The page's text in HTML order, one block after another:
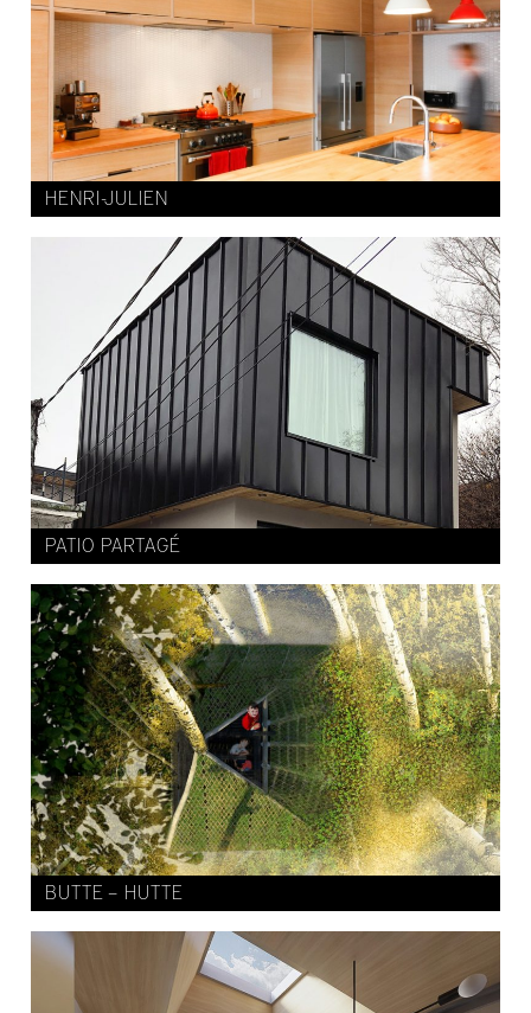
HENRI-JULIEN
PATIO PARTAGÉ
BUTTE – HUTTE